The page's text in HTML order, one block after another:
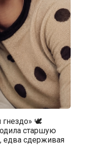
гнездо» 🕊️
старшую
едва сдерживая